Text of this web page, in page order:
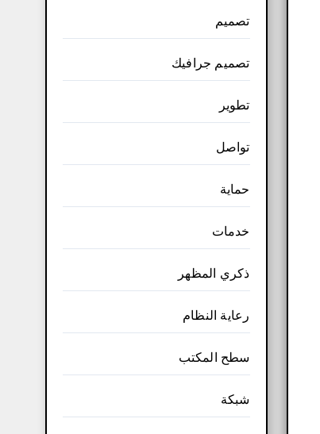
تصميم
تصميم جرافيك
تطوير
تواصل
حماية
خدمات
ذكري المظهر
رعاية النظام
سطح المكتب
شبكة